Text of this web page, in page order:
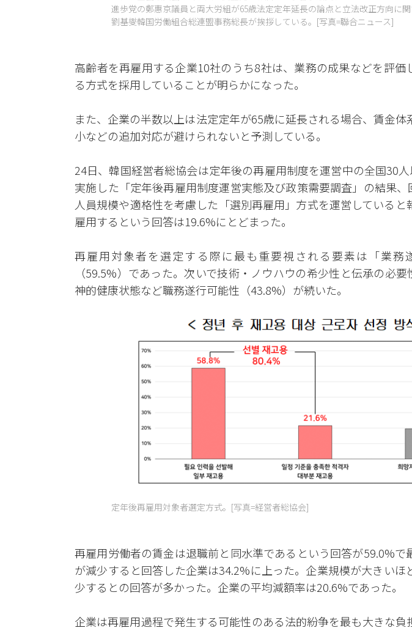
進歩党の鄭惠京議員と両大労組が65歳法定定年延長の論点と立法改正方向に関
劉基燮韓国労働組合総連盟事務総長が挨拶している。[写真=聯合ニュース]
高齢者を再雇用する企業10社のうち8社は、業務の成果などを評価
る方式を採用していることが明らかになった。
また、企業の半数以上は法定定年が65歳に延長される場合、賃金
小などの追加対応が避けられないと予測している。
24日、韓国経営者総協会は定年後の再雇用制度を運営中の全国30
実施した「定年後再雇用制度運営実態及び政策需要調査」の結果
人員規模や適格性を考慮した「選別再雇用」方式を運営している
雇用するという回答は19.6%にとどまった。
再雇用対象者を選定する際に最も重要視される要素は「業務
（59.5%）であった。次いで技術・ノウハウの希少性と伝承の必
神的健康状態など職務遂行可能性（43.8%）が続いた。
定年後再雇用対象者選定方式。[写真=経営者総協会]
再雇用労働者の賃金は退職前と同水準であるという回答が59.0%で
が減少すると回答した企業は34.2%に上った。企業規模が大きいほ
少するとの回答が多かった。企業の平均減額率は20.6%であった。
企業は再雇用過程で発生する可能性のある法的紛争を最も大きな